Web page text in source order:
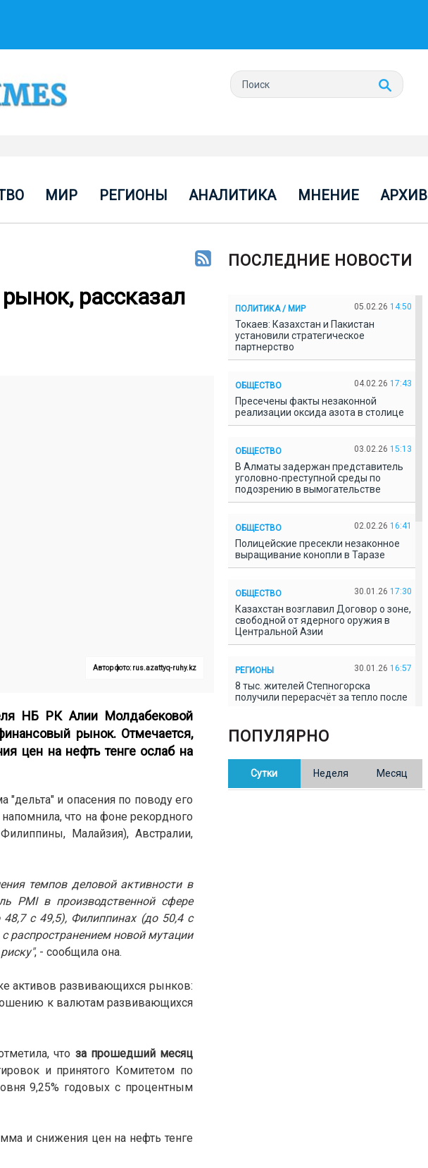
МИР РЕГИОНЫ АНАЛИТИКА МНЕНИЕ АРХИВ
рассказал
Автор фото: rus.azattyq-ruhy.kz
НБ РК Алии Молдабековой
рынок. Отмечается,
цен на нефть тенге ослаб на
и опасения по поводу его
что на фоне рекордного
Малайзия), Австралии,
темпов деловой активности в
PMI в производственной сфере
с 49,5), Филиппинах (до 50,4 с
распространением новой мутации
, - сообщила она.
активов развивающихся рынков:
к валютам развивающихся
что за прошедший месяц
и принятого Комитетом по
9,25% годовых с процентным
и снижения цен на нефть тенге
ПОСЛЕДНИЕ НОВОСТИ
ПОЛИТИКА / МИР 05.02.26 14:50
Токаев: Казахстан и Пакистан
установили стратегическое
партнерство
ОБЩЕСТВО 04.02.26 17:43
Пресечены факты незаконной
реализации оксида азота в столице
ОБЩЕСТВО 03.02.26 15:13
В Алматы задержан представитель
уголовно-преступной среды по
подозрению в вымогательстве
ОБЩЕСТВО 02.02.26 16:41
Полицейские пресекли незаконное
выращивание конопли в Таразе
ОБЩЕСТВО 30.01.26 17:30
Казахстан возглавил Договор о зоне,
свободной от ядерного оружия в
Центральной Азии
РЕГИОНЫ 30.01.26 16:57
8 тыс. жителей Степногорска
получили перерасчёт за тепло после
В Казахстане готовят новую
редакцию Конституции: меняется
ПОПУЛЯРНО
Сутки Неделя Месяц